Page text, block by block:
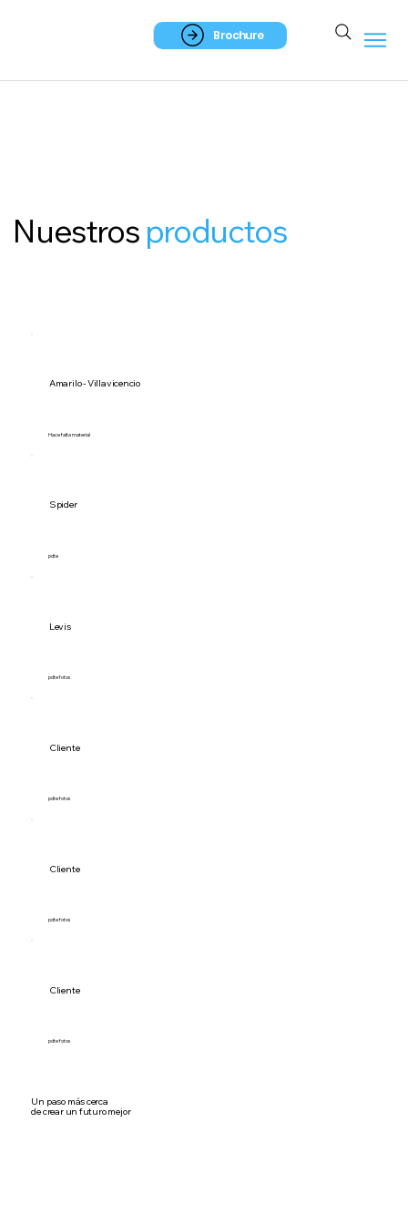
Brochure
Nuestros productos
Amarilo - Villavicencio
Hace falta material
Spider
pdte
Levis
pdte fotos
Cliente
pdte fotos
Cliente
pdte fotos
Cliente
pdte fotos
Un paso más cerca
de crear un futuro mejor